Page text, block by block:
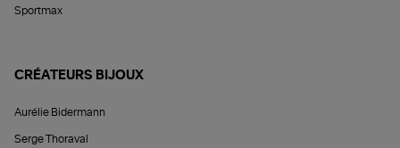
Sportmax
CRÉATEURS BIJOUX
Aurélie Bidermann
Serge Thoraval